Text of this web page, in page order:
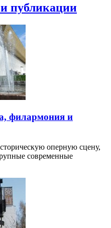
публикации
филармония и
оперную сцену,
современные